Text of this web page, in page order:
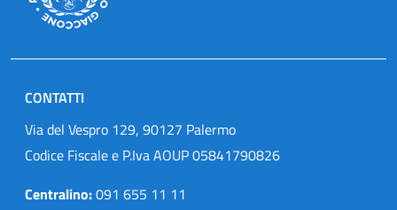
CONTATTI
Via del Vespro 129, 90127 Palermo
Codice Fiscale e P.Iva AOUP 05841790826
Centralino:091 655 11 11